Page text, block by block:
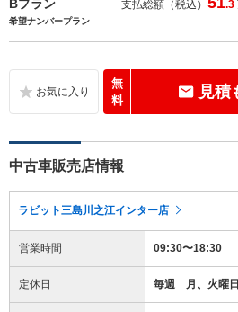
Bプラン 支払総額（税込） .3
希望ナンバープラン
無
料
見積
中古車販売店情報
ラビット三島川之江インター店
営業時間 09:30〜18:30
定休日 毎週 月、火曜日